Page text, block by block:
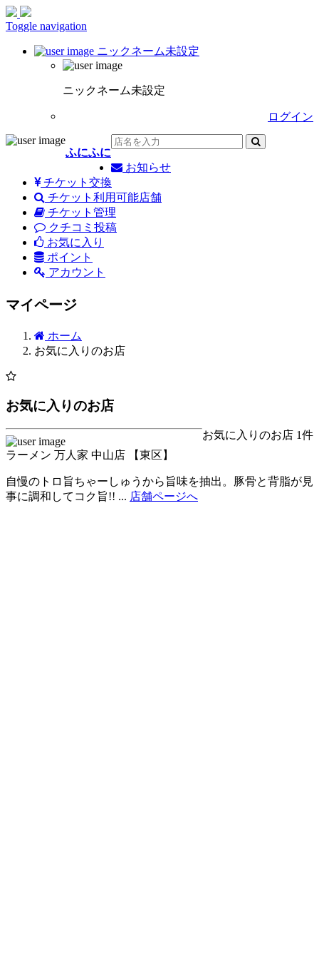
Toggle navigation
ニックネーム未設定
ニックネーム未設定
ログイン
ふにふに
お知らせ
チケット交換
チケット利用可能店舗
チケット管理
クチコミ投稿
お気に入り
ポイント
アカウント
マイページ
ホーム
お気に入りのお店
お気に入りのお店
お気に入りのお店 1件
ラーメン 万人家 中山店 【東区】
自慢のトロ旨ちゃーしゅうから旨味を抽出。豚骨と背脂が見
事に調和してコク旨!! ... 店舗ページへ